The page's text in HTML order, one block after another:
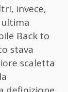
invece,
Back to
stava
scaletta